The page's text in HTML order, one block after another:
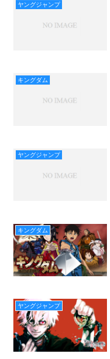
ヤングジャンプ
キングダム
ヤングジャンプ
キングダム
ヤングジャンプ